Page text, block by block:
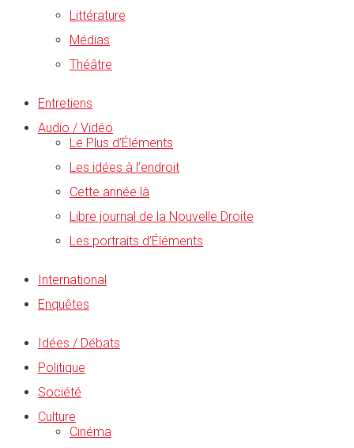
Littérature
Médias
Théâtre
Entretiens
Audio / Vidéo
Le Plus d’Éléments
Les idées à l’endroit
Cette année là
Libre journal de la Nouvelle Droite
Les portraits d’Éléments
International
Enquêtes
Idées / Débats
Politique
Société
Culture
Cinéma